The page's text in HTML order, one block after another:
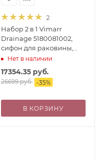
2
Набор 2 в 1 Vimarr
Drainage 5180081002,
сифон для раковины,
донный клапан без
перелива, хром
Нет в наличии
17354.35руб.
26699руб. -35%
В КОРЗИНУ